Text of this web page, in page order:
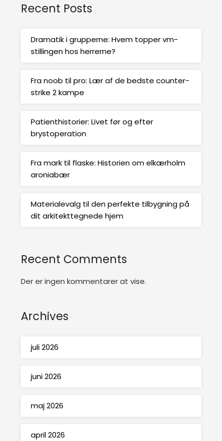
Recent Posts
Dramatik i grupperne: Hvem topper vm-
stillingen hos herrerne?
Fra noob til pro: Lær af de bedste counter-
strike 2 kampe
Patienthistorier: Livet før og efter
brystoperation
Fra mark til flaske: Historien om elkærholm
aroniabær
Materialevalg til den perfekte tilbygning på
dit arkitekttegnede hjem
Recent Comments
Der er ingen kommentarer at vise.
Archives
juli 2026
juni 2026
maj 2026
april 2026